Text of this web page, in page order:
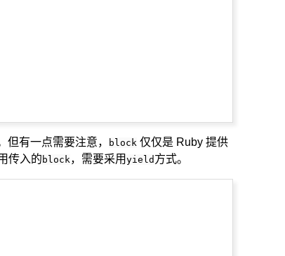
有一点需要注意， block 仅仅是 Ruby 提供
传入的 block，需要采用 yield 方式。